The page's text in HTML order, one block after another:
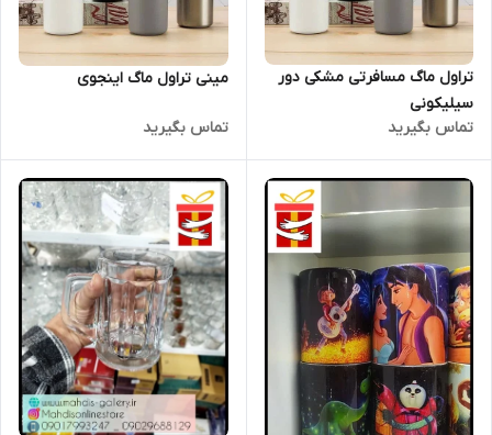
تراول ماگ مسافرتی مشکی دور
سیلیکونی
تماس بگیرید
مینی تراول ماگ اینجوی
تماس بگیرید